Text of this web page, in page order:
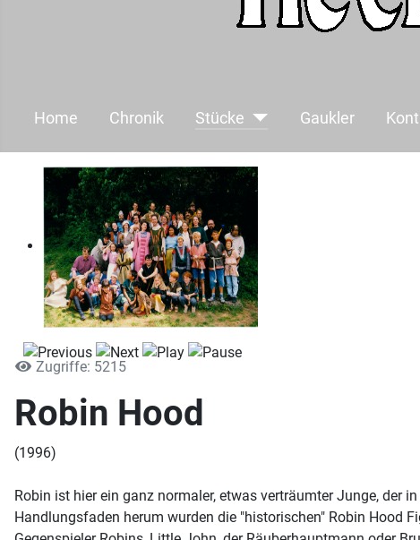
Home Chronik Stücke Gaukler
Zugriffe: 5215
Robin Hood
(1996)
Robin ist hier ein ganz normaler, etwas verträumter Junge, der
Handlungsfaden herum wurden die "historischen" Robin Hood